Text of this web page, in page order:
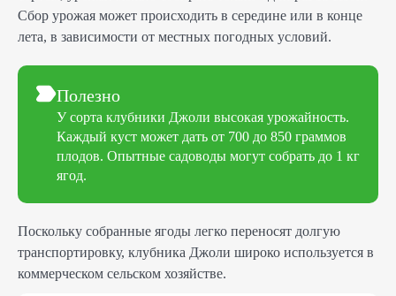
Сбор урожая может происходить в середине или в конце
лета, в зависимости от местных погодных условий.
Полезно
У сорта клубники Джоли высокая урожайность.
Каждый куст может дать от 700 до 850 граммов
плодов. Опытные садоводы могут собрать до 1 кг
ягод.
Поскольку собранные ягоды легко переносят долгую
транспортировку, клубника Джоли широко используется в
коммерческом сельском хозяйстве.